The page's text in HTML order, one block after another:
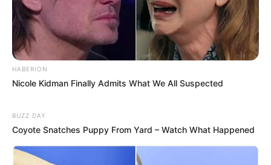
HABERION
Nicole Kidman Finally Admits What We All Suspected
BUZZ DAY
Coyote Snatches Puppy From Yard – Watch What Happened